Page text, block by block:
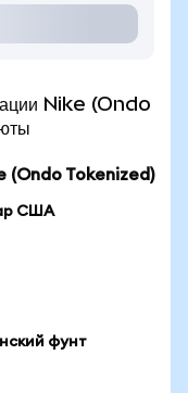
Nike (Ondo
(Ondo Tokenized)
США
фунт